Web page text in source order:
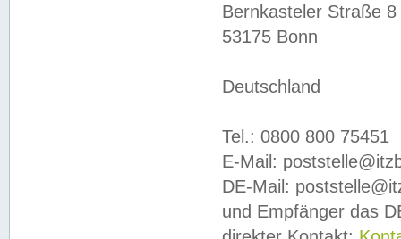
Bernkasteler Straße 8
53175 Bonn
Deutschland
Tel.: 0800 800 75451
E-Mail:
DE-Mail:
und Empfänger das